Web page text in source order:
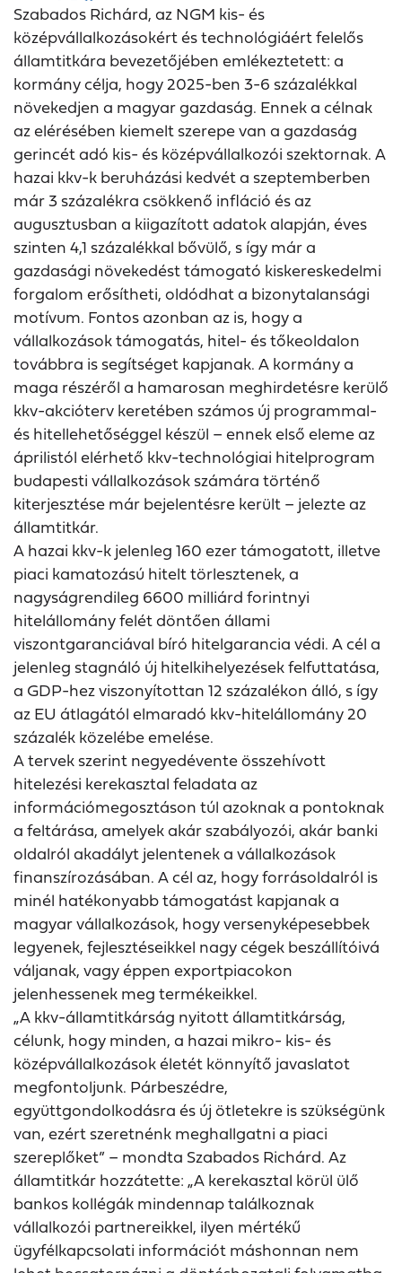
Szabados Richárd, az NGM kis- és
középvállalkozásokért és technológiáért felelős
államtitkára bevezetőjében emlékeztetett: a
kormány célja, hogy 2025-ben 3-6 százalékkal
növekedjen a magyar gazdaság. Ennek a célnak
az elérésében kiemelt szerepe van a gazdaság
gerincét adó kis- és középvállalkozói szektornak. A
hazai kkv-k beruházási kedvét a szeptemberben
már 3 százalékra csökkenő infláció és az
augusztusban a kiigazított adatok alapján, éves
szinten 4,1 százalékkal bővülő, s így már a
gazdasági növekedést támogató kiskereskedelmi
forgalom erősítheti, oldódhat a bizonytalansági
motívum. Fontos azonban az is, hogy a
vállalkozások támogatás, hitel- és tőkeoldalon
továbbra is segítséget kapjanak. A kormány a
maga részéről a hamarosan meghirdetésre kerülő
kkv-akcióterv keretében számos új programmal-
és hitellehetőséggel készül – ennek első eleme az
áprilistól elérhető kkv-technológiai hitelprogram
budapesti vállalkozások számára történő
kiterjesztése már bejelentésre került – jelezte az
államtitkár.
A hazai kkv-k jelenleg 160 ezer támogatott, illetve
piaci kamatozású hitelt törlesztenek, a
nagyságrendileg 6600 milliárd forintnyi
hitelállomány felét döntően állami
viszontgaranciával bíró hitelgarancia védi. A cél a
jelenleg stagnáló új hitelkihelyezések felfuttatása,
a GDP-hez viszonyítottan 12 százalékon álló, s így
az EU átlagától elmaradó kkv-hitelállomány 20
százalék közelébe emelése.
A tervek szerint negyedévente összehívott
hitelezési kerekasztal feladata az
információmegosztáson túl azoknak a pontoknak
a feltárása, amelyek akár szabályozói, akár banki
oldalról akadályt jelentenek a vállalkozások
finanszírozásában. A cél az, hogy forrásoldalról is
minél hatékonyabb támogatást kapjanak a
magyar vállalkozások, hogy versenyképesebbek
legyenek, fejlesztéseikkel nagy cégek beszállítóivá
váljanak, vagy éppen exportpiacokon
jelenhessenek meg termékeikkel.
„A kkv-államtitkárság nyitott államtitkárság,
célunk, hogy minden, a hazai mikro- kis- és
középvállalkozások életét könnyítő javaslatot
megfontoljunk. Párbeszédre,
együttgondolkodásra és új ötletekre is szükségünk
van, ezért szeretnénk meghallgatni a piaci
szereplőket” – mondta Szabados Richárd. Az
államtitkár hozzátette: „A kerekasztal körül ülő
bankos kollégák mindennap találkoznak
vállalkozói partnereikkel, ilyen mértékű
ügyfélkapcsolati információt máshonnan nem